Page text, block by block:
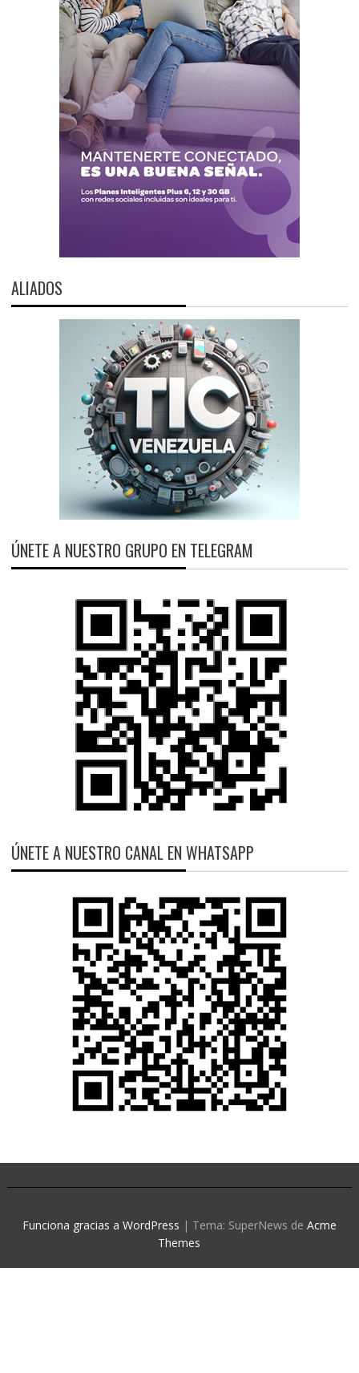
ALIADOS
ÚNETE A NUESTRO GRUPO EN TELEGRAM
ÚNETE A NUESTRO CANAL EN WHATSAPP
Funciona gracias a WordPress | Tema: SuperNews de Acme
Themes